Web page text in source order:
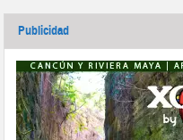
Publicidad